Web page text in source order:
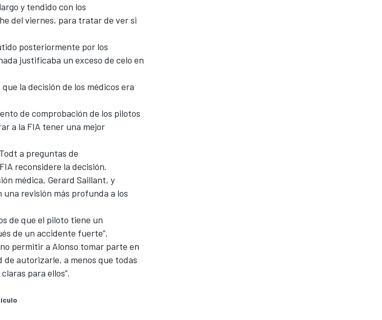
y tendido con los
del viernes, para tratar de ver si
posteriormente por los
justificaba un exceso de celo en
la decisión de los médicos era
de comprobación de los pilotos
a la FIA tener una mejor
a preguntas de
reconsidere la decisión.
médica, Gerard Saillant, y
revisión más profunda a los
de que el piloto tiene un
de un accidente fuerte”.
permitir a Alonso tomar parte en
de autorizarle, a menos que todas
para ellos”.